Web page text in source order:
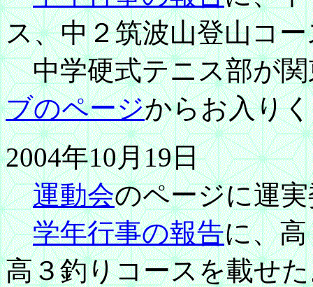
ス、中２筑波山登山コ
中学硬式テニス部が関
ブのページからお入り
2004年10月19日
運動会のページに運
学年行事の報告に、
高３釣りコースを載せ